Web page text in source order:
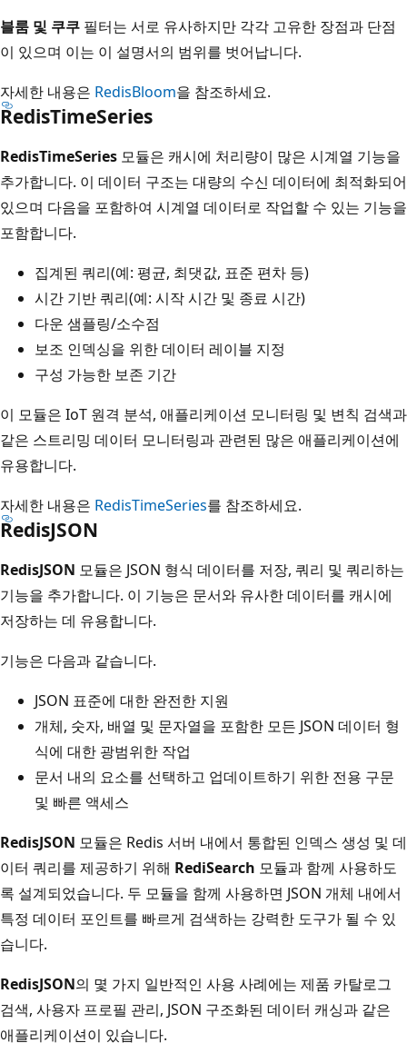
블룸 및 쿠쿠 필터는 서로 유사하지만 각각 고유한 장점과 단점
이 있으며 이는 이 설명서의 범위를 벗어납니다.
자세한 내용은 RedisBloom을 참조하세요.
RedisTimeSeries
RedisTimeSeries 모듈은 캐시에 처리량이 많은 시계열 기능을
추가합니다. 이 데이터 구조는 대량의 수신 데이터에 최적화되어
있으며 다음을 포함하여 시계열 데이터로 작업할 수 있는 기능을
포함합니다.
집계된 쿼리(예: 평균, 최댓값, 표준 편차 등)
시간 기반 쿼리(예: 시작 시간 및 종료 시간)
다운 샘플링/소수점
보조 인덱싱을 위한 데이터 레이블 지정
구성 가능한 보존 기간
이 모듈은 IoT 원격 분석, 애플리케이션 모니터링 및 변칙 검색과
같은 스트리밍 데이터 모니터링과 관련된 많은 애플리케이션에
유용합니다.
자세한 내용은 RedisTimeSeries를 참조하세요.
RedisJSON
RedisJSON 모듈은 JSON 형식 데이터를 저장, 쿼리 및 쿼리하는
기능을 추가합니다. 이 기능은 문서와 유사한 데이터를 캐시에
저장하는 데 유용합니다.
기능은 다음과 같습니다.
JSON 표준에 대한 완전한 지원
개체, 숫자, 배열 및 문자열을 포함한 모든 JSON 데이터 형
식에 대한 광범위한 작업
문서 내의 요소를 선택하고 업데이트하기 위한 전용 구문
및 빠른 액세스
RedisJSON 모듈은 Redis 서버 내에서 통합된 인덱스 생성 및 데
이터 쿼리를 제공하기 위해 RediSearch 모듈과 함께 사용하도
록 설계되었습니다. 두 모듈을 함께 사용하면 JSON 개체 내에서
특정 데이터 포인트를 빠르게 검색하는 강력한 도구가 될 수 있
습니다.
RedisJSON의 몇 가지 일반적인 사용 사례에는 제품 카탈로그
검색, 사용자 프로필 관리, JSON 구조화된 데이터 캐싱과 같은
애플리케이션이 있습니다.